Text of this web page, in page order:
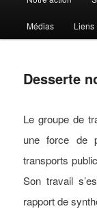
Médias Liens
Desserte
Le groupe de
une force de
transports
Son travail
rapport de